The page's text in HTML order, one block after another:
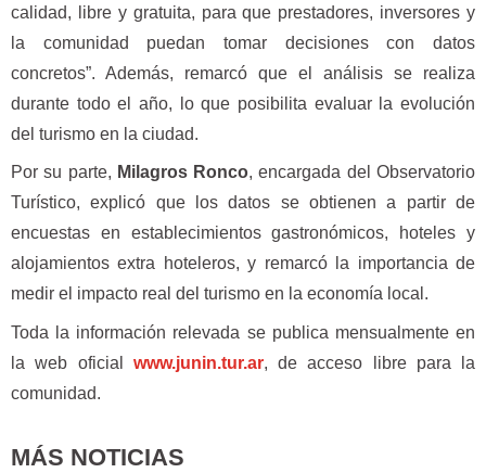
calidad, libre y gratuita, para que prestadores, inversores y
la comunidad puedan tomar decisiones con datos
concretos”. Además, remarcó que el análisis se realiza
durante todo el año, lo que posibilita evaluar la evolución
del turismo en la ciudad.
Por su parte, Milagros Ronco, encargada del Observatorio
Turístico, explicó que los datos se obtienen a partir de
encuestas en establecimientos gastronómicos, hoteles y
alojamientos extra hoteleros, y remarcó la importancia de
medir el impacto real del turismo en la economía local.
Toda la información relevada se publica mensualmente en
la web oficial www.junin.tur.ar, de acceso libre para la
comunidad.
MÁS NOTICIAS